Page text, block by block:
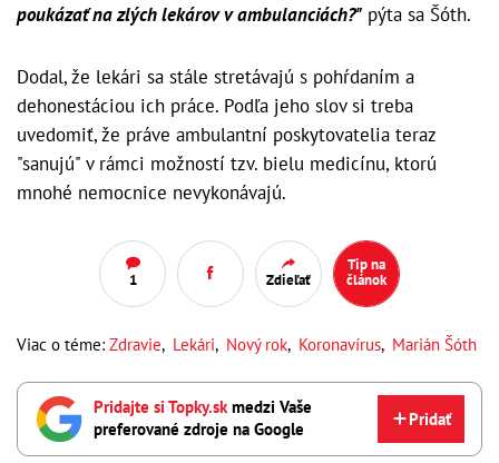
poukázať na zlých lekárov v ambulanciách?" pýta sa Šóth.
Dodal, že lekári sa stále stretávajú s pohŕdaním a
dehonestáciou ich práce. Podľa jeho slov si treba
uvedomiť, že práve ambulantní poskytovatelia teraz
"sanujú" v rámci možností tzv. bielu medicínu, ktorú
mnohé nemocnice nevykonávajú.
1 Zdieľať
Tip na
článok
Viac o téme: Zdravie, Lekári, Nový rok, Koronavírus, Marián Šóth
Pridajte si Topky.skmedzi Vaše
preferované zdroje na Google
Pridať